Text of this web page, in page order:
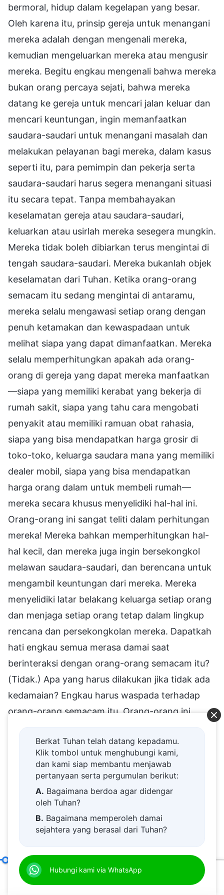
bermoral, hidup dalam kegelapan yang besar.
Oleh karena itu, prinsip gereja untuk menangani
mereka adalah dengan mengenali mereka,
kemudian mengeluarkan mereka atau mengusir
mereka. Begitu engkau mengenali bahwa mereka
bukan orang percaya sejati, bahwa mereka
datang ke gereja untuk mencari jalan keluar dan
mencari keuntungan, ingin memanfaatkan
saudara-saudari untuk menangani masalah dan
melakukan pelayanan bagi mereka, dalam kasus
seperti itu, para pemimpin dan pekerja serta
saudara-saudari harus segera menangani situasi
itu secara tepat. Tanpa membahayakan
keselamatan gereja atau saudara-saudari,
keluarkan atau usirlah mereka sesegera mungkin.
Mereka tidak boleh dibiarkan terus mengintai di
tengah saudara-saudari. Mereka bukanlah objek
keselamatan dari Tuhan. Ketika orang-orang
semacam itu sedang mengintai di antaramu,
mereka selalu mengawasi setiap orang dengan
penuh ketamakan dan kewaspadaan untuk
melihat siapa yang dapat dimanfaatkan. Mereka
selalu memperhitungkan apakah ada orang-
orang di gereja yang dapat mereka manfaatkan
—siapa yang memiliki kerabat yang bekerja di
rumah sakit, siapa yang tahu cara mengobati
penyakit atau memiliki ramuan obat rahasia,
siapa yang bisa mendapatkan harga grosir di
toko-toko, keluarga saudara mana yang memiliki
dealer mobil, siapa yang bisa mendapatkan
harga orang dalam untuk membeli rumah—
mereka secara khusus menyelidiki hal-hal ini.
Orang-orang ini sangat teliti dalam perhitungan
mereka! Mereka bahkan memperhitungkan hal-
hal kecil, dan mereka juga ingin bersekongkol
melawan saudara-saudari, dan berencana untuk
mengambil keuntungan dari mereka. Mereka
menyelidiki latar belakang keluarga setiap orang
dan menjaga setiap orang tetap dalam lingkup
rencana dan persekongkolan mereka. Dapatkah
hati engkau semua merasa damai saat
berinteraksi dengan orang-orang semacam itu?
(Tidak.) Apa yang harus dilakukan jika tidak ada
kedamaian? Engkau harus waspada terhadap
orang-orang semacam itu. Orang-orang ini
tersembunyi; mereka berada di sini bukan untuk
mengejar kebenaran atau keselamatan,
melainkan untuk mencari pendukung,
penghidupan, dan jalan keluar bagi diri mereka
sendiri. Orang-orang semacam itu sangat egois,
hina, dan licik. Mereka tidak melaksanakan tugas
Tuhan. Ketika gereja membutuhkan mereka
untuk sesuatu, mereka tidak dapat ditemukan di
mana pun, tetapi mereka muncul lagi setelah
Berkat Tuhan telah datang kepadamu.
Klik tombol untuk menghubungi kami,
dan kami siap membantu menjawab
pertanyaan serta pergumulan berikut:
A. Bagaimana berdoa agar didengar
oleh Tuhan?
B. Bagaimana memperoleh damai
sejahtera yang berasal dari Tuhan?
D.
dekat kepada Tuhan.
E.Bagaimana menyambut kedatangan
Hubungi kami via WhatsApp